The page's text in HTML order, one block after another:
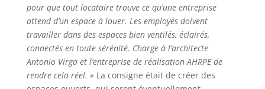
pour que tout locataire trouve ce qu’une entreprise
attend d’un espace à louer. Les employés doivent
travailler dans des espaces bien ventilés, éclairés,
connectés en toute sérénité. Charge à l’architecte
Antonio Virga et l’entreprise de réalisation AHRPE de
rendre cela réel. » La consigne était de créer des